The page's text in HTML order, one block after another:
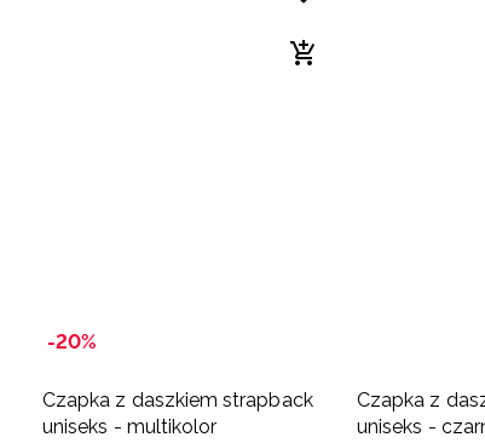
-20%
Czapka z daszkiem strapback
uniseks - multikolor
Czapka z
uniseks -